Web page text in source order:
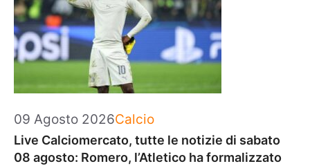
09 Agosto 2026Categorie
Calcio
Live Calciomercato, tutte le notizie di sabato
08 agosto: Romero, l’Atletico ha formalizzato